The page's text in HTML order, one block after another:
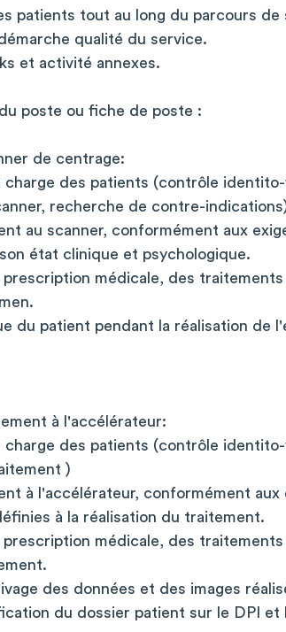
patients tout au long du parcours de
qualité du service.
et activité annexes.
poste ou fiche de poste :
de centrage:
des patients (contrôle
recherche de contre-
au scanner, conformément aux
état clinique et psychologique.
médicale, des
du patient pendant la réalisation de
à l'accélérateur:
des patients (contrôle
)
à l'accélérateur, conformément
à la réalisation du traitement.
médicale, des
des données et des images
du dossier patient sur le DPI